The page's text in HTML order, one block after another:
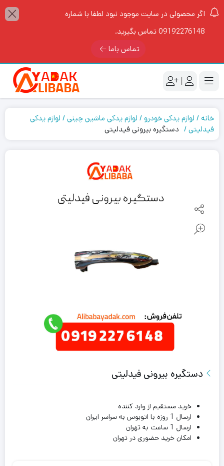
اگر محصولی در سایت موجود نبود لطفا با شماره
09192276148 تماس بگیرید.
تماس باما
|
خانه لوازم یدکی خودرو لوازم یدکی ماشین چینی
لوازم یدکی
فیدلیتی
دستگیره بیرونی فیدلیتی
دستگیره بیرونی فیدلیتی
خرید مستقیم از وارد کننده
ارسال 1 روزه با اتوبوس به سراسر ایران
ارسال 1 ساعت به تهران
امکان خرید حضوری در تهران